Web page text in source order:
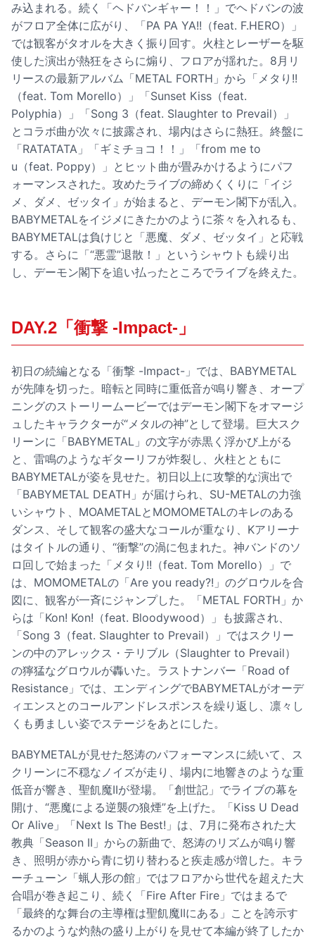
み込まれる。続く「ヘドバンギャー！！」でヘドバンの波
がフロア全体に広がり、「PA PA YA!!（feat. F.HERO）」
では観客がタオルを大きく振り回す。火柱とレーザーを駆
使した演出が熱狂をさらに煽り、フロアが揺れた。8月リ
リースの最新アルバム「METAL FORTH」から「メタり!!
（feat. Tom Morello）」「Sunset Kiss（feat.
Polyphia）」「Song 3（feat. Slaughter to Prevail）」
とコラボ曲が次々に披露され、場内はさらに熱狂。終盤に
「RATATATA」「ギミチョコ！！」「from me to
u（feat. Poppy）」とヒット曲が畳みかけるようにパフ
ォーマンスされた。攻めたライブの締めくくりに「イジ
メ、ダメ、ゼッタイ」が始まると、デーモン閣下が乱入。
BABYMETALをイジメにきたかのように茶々を入れるも、
BABYMETALは負けじと「悪魔、ダメ、ゼッタイ」と応戦
する。さらに「“悪霊”退散！」というシャウトも繰り出
し、デーモン閣下を追い払ったところでライブを終えた。
DAY.2「衝撃 -Impact-」
初日の続編となる「衝撃 -Impact-」では、BABYMETAL
が先陣を切った。暗転と同時に重低音が鳴り響き、オープ
ニングのストーリームービーではデーモン閣下をオマージ
ュしたキャラクターが“メタルの神”として登場。巨大スク
リーンに「BABYMETAL」の文字が赤黒く浮かび上がる
と、雷鳴のようなギターリフが炸裂し、火柱とともに
BABYMETALが姿を見せた。初日以上に攻撃的な演出で
「BABYMETAL DEATH」が届けられ、SU-METALの力強
いシャウト、MOAMETALとMOMOMETALのキレのある
ダンス、そして観客の盛大なコールが重なり、Kアリーナ
はタイトルの通り、“衝撃”の渦に包まれた。神バンドのソ
ロ回しで始まった「メタり!!（feat. Tom Morello）」で
は、MOMOMETALの「Are you ready?!」のグロウルを合
図に、観客が一斉にジャンプした。「METAL FORTH」か
らは「Kon! Kon!（feat. Bloodywood）」も披露され、
「Song 3（feat. Slaughter to Prevail）」ではスクリー
ンの中のアレックス・テリブル（Slaughter to Prevail）
の獰猛なグロウルが轟いた。ラストナンバー「Road of
Resistance」では、エンディングでBABYMETALがオーデ
ィエンスとのコールアンドレスポンスを繰り返し、凛々し
くも勇ましい姿でステージをあとにした。
BABYMETALが見せた怒涛のパフォーマンスに続いて、ス
クリーンに不穏なノイズが走り、場内に地響きのような重
低音が響き、聖飢魔IIが登場。「創世記」でライブの幕を
開け、“悪魔による逆襲の狼煙”を上げた。「Kiss U Dead
Or Alive」「Next Is The Best!」は、7月に発布された大
教典「Season II」からの新曲で、怒涛のリズムが鳴り響
き、照明が赤から青に切り替わると疾走感が増した。キラ
ーチューン「蝋人形の館」ではフロアから世代を超えた大
合唱が巻き起こり、続く「Fire After Fire」ではまるで
「最終的な舞台の主導権は聖飢魔IIにある」ことを誇示す
るかのような灼熱の盛り上がりを見せて本編が終了したか